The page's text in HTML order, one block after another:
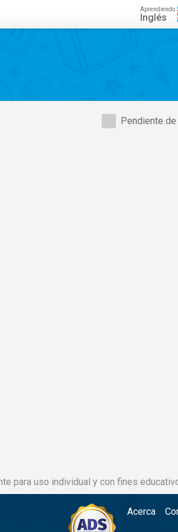
Aprendiendo
Inglés
Pendiente
para uso individual y con fines
Acerca